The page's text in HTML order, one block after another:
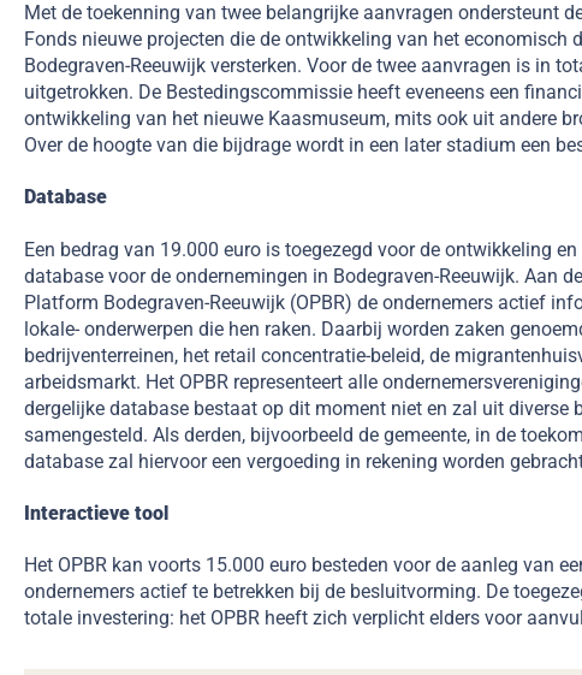
Met de toekenning van twee belangrijke aanvragen ondersteunt
Fonds nieuwe projecten die de ontwikkeling van het economisch
Bodegraven-Reeuwijk versterken. Voor de twee aanvragen is in
uitgetrokken. De Bestedingscommissie heeft eveneens een
ontwikkeling van het nieuwe Kaasmuseum, mits ook uit andere
Over de hoogte van die bijdrage wordt in een later stadium een
Database
Een bedrag van 19.000 euro is toegezegd voor de ontwikkeling
database voor de ondernemingen in Bodegraven-Reeuwijk. Aan
Platform Bodegraven-Reeuwijk (OPBR) de ondernemers actief
lokale- onderwerpen die hen raken. Daarbij worden zaken
bedrijventerreinen, het retail concentratie-beleid, de
arbeidsmarkt. Het OPBR representeert alle
dergelijke database bestaat op dit moment niet en zal uit diverse
samengesteld. Als derden, bijvoorbeeld de gemeente, in de
database zal hiervoor een vergoeding in rekening worden
Interactieve tool
Het OPBR kan voorts 15.000 euro besteden voor de aanleg van
ondernemers actief te betrekken bij de besluitvorming. De
totale investering: het OPBR heeft zich verplicht elders voor